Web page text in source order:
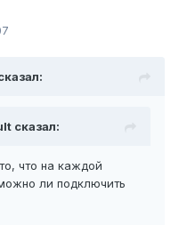
сказал:
что на каждой
ли подключить